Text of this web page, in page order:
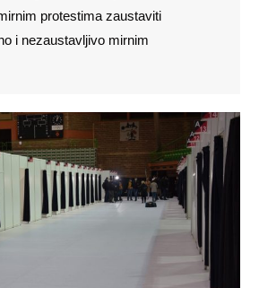
protestima zaustaviti
i nezaustavljivo mirnim